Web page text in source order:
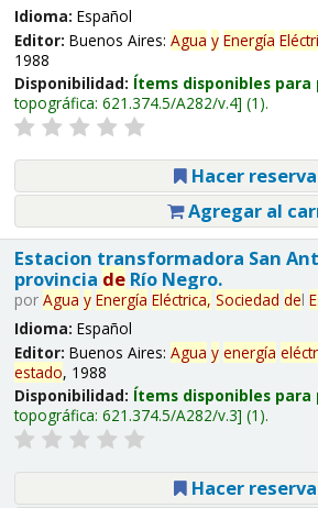
Idioma: Español
Editor: Buenos Aires: Agua y Energía
1988
Disponibilidad: Ítems disponibles para
topográfica: 621.374.5/A282/v.4 (1).
Hacer reserva
Agregar al
Estacion transformadora San
provincia deRío Negro.
por Agua y Energía Eléctrica, Sociedad del
Idioma: Español
Editor: Buenos Aires: Agua y energía
estado, 1988
Disponibilidad: Ítems disponibles para
topográfica: 621.374.5/A282/v.3 (1).
Hacer reserva